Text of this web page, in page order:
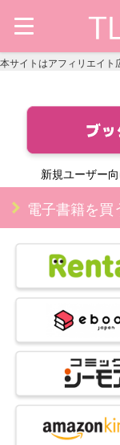
本サイトはアフィリエイト
新規ユーザー
電子書籍を買